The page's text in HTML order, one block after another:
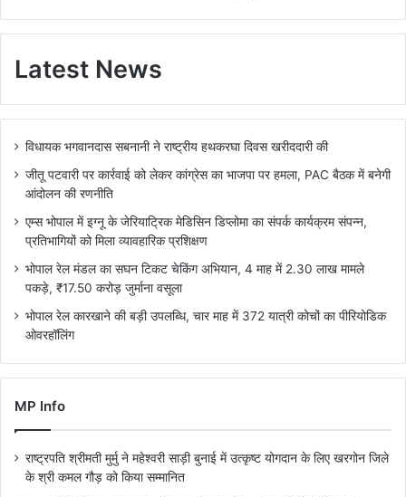
Latest News
विधायक भगवानदास सबनानी ने राष्ट्रीय हथकरघा दिवस खरीददारी की
जीतू पटवारी पर कार्रवाई को लेकर कांग्रेस का भाजपा पर हमला, PAC बैठक में बनेगी
आंदोलन की रणनीति
एम्स भोपाल में इग्नू के जेरियाट्रिक मेडिसिन डिप्लोमा का संपर्क कार्यक्रम संपन्न,
प्रतिभागियों को मिला व्यावहारिक प्रशिक्षण
भोपाल रेल मंडल का सघन टिकट चेकिंग अभियान, 4 माह में 2.30 लाख मामले
पकड़े, ₹17.50 करोड़ जुर्माना वसूला
भोपाल रेल कारखाने की बड़ी उपलब्धि, चार माह में 372 यात्री कोचों का पीरियोडिक
ओवरहॉलिंग
MP Info
राष्ट्रपति श्रीमती मुर्मु ने महेश्वरी साड़ी बुनाई में उत्कृष्ट योगदान के लिए खरगोन जिले
के श्री कमल गौड़ को किया सम्मानित